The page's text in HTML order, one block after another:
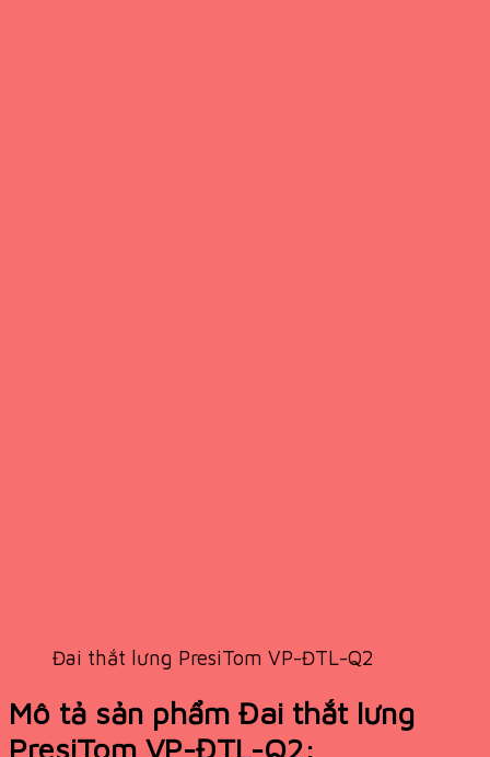
Đai thắt lưng PresiTom VP-ĐTL-Q2
Mô tả sản phẩm Đai thắt lưng
PresiTom VP-ĐTL-Q2: